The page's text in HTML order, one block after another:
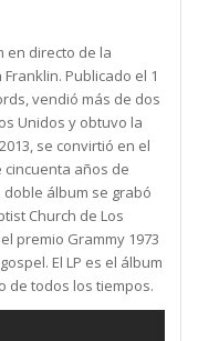
en directo de la
Publicado el 1
vendió más de dos
Unidos y obtuvo la
se convirtió en el
cincuenta años de
álbum se grabó
Church de Los
premio Grammy 1973
El LP es el álbum
de todos los tiempos.